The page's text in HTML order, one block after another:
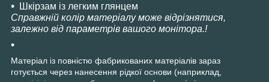
Шкірзам із легким глянцем
Справжній колір матеріалу може відрізнятися,
залежно від параметрів вашого монітора.!️
Матеріал із повністю фабрикованих матеріалів зараз
готується через нанесення рідкої основи (наприклад,